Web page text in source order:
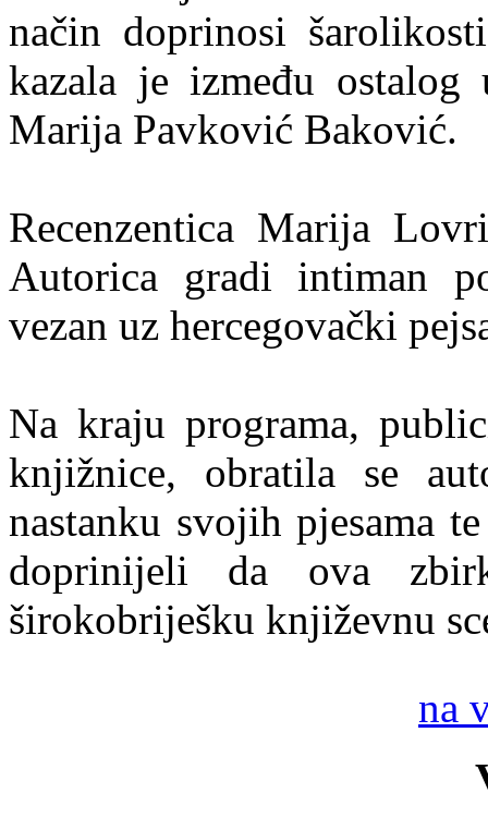
način doprinosi
kazala je između ostalog
Marija Pavković Baković.
Recenzentica Marija
Autorica gradi intiman
vezan uz hercegovački
Na kraju programa,
knjižnice, obratila se
nastanku svojih pjesama
doprinijeli da ova
širokobriješku književnu
na